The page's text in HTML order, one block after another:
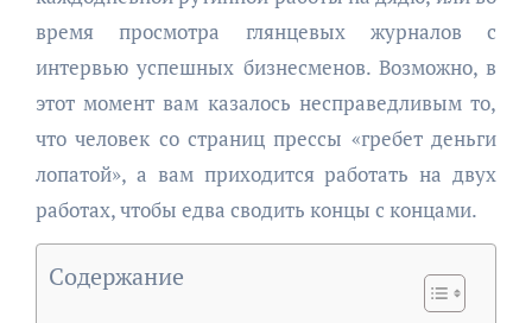
время просмотра глянцевых журналов с
интервью успешных бизнесменов. Возможно, в
этот момент вам казалось несправедливым то,
что человек со страниц прессы «гребет деньги
лопатой», а вам приходится работать на двух
работах, чтобы едва сводить концы с концами.
Содержание